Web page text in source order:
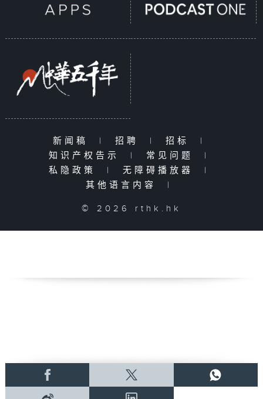
新闻稿 | 招聘 | 招标
|
知识产权告示
| 常见问题
|
私隐政策
| 无障碍播放器
|
其他语言内容
|
© 2026 rthk.hk